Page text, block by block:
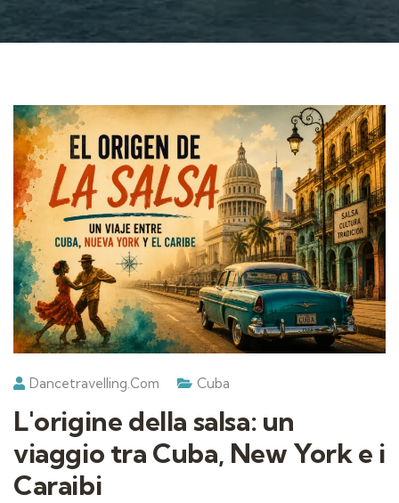
Dancetravelling.com Cuba
L'origine della salsa: un
viaggio tra Cuba, New York e i
Caraibi